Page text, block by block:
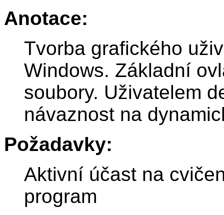
Anotace:
Tvorba grafického
Windows. Základní
soubory. Uživatelem
návaznost na
Požadavky:
Aktivní účast na
program